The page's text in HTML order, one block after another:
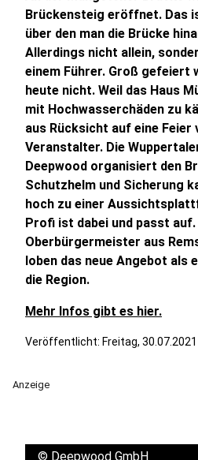
Brückensteig eröffnet. Das
über den man die Brücke
Allerdings nicht allein,
einem Führer. Groß gefeiert
heute nicht. Weil das Haus
mit Hochwasserchäden zu
aus Rücksicht auf eine Feier
Veranstalter. Die
Deepwood organisiert den
Schutzhelm und Sicherung
hoch zu einer
Profi ist dabei und passt auf.
Oberbürgermeister aus
loben das neue Angebot als
die Region.
Mehr Infos gibt es hier.
Veröffentlicht: Freitag,
Anzeige
© Deepwood GmbH